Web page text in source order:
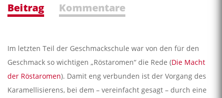
Beitrag Kommentare
Im letzten Teil der Geschmackschule war von den für den
Geschmack so wichtigen „Röstaromen“ die Rede (Die Macht
der Röstaromen). Damit eng verbunden ist der Vorgang des
Karamellisierens, bei dem – vereinfacht gesagt – durch eine